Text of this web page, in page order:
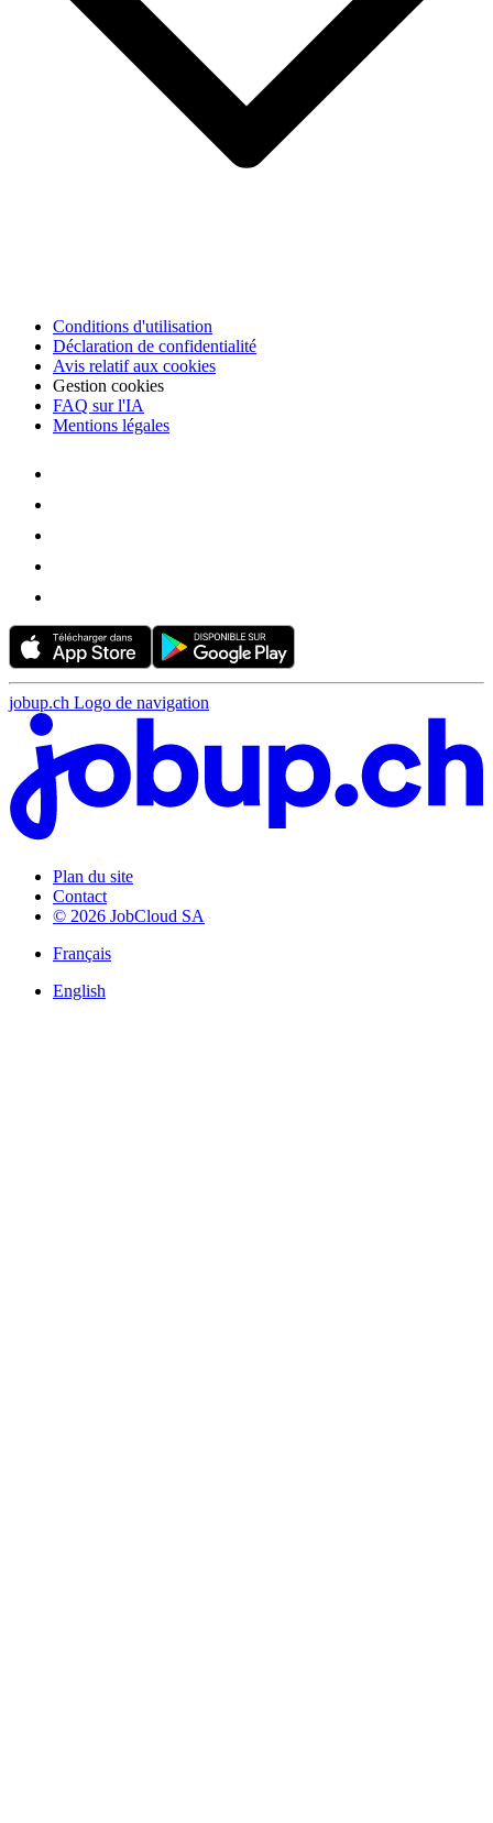
Conditions d'utilisation
Déclaration de confidentialité
Avis relatif aux cookies
Gestion cookies
FAQ sur l'IA
Mentions légales
jobup.ch Logo de navigation
Plan du site
Contact
© 2026 JobCloud SA
Français
English